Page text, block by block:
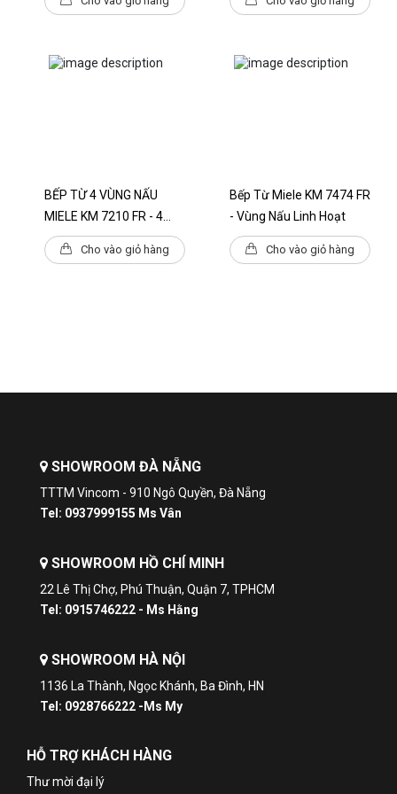
BẾP TỪ 4 VÙNG NẤU
MIELE KM 7210 FR - 4
Vùng Nấu, TwinBooster
Cho vào giỏ hàng
Bếp Từ Miele KM 7474 FR
- Vùng Nấu Linh Hoạt
Cho vào giỏ hàng
SHOWROOM ĐÀ NẴNG
TTTM Vincom - 910 Ngô Quyền, Đà Nẵng
Tel: 0937999155 Ms Vân
SHOWROOM HỒ CHÍ MINH
22 Lê Thị Chợ, Phú Thuận, Quận 7, TPHCM
Tel: 0915746222 - Ms Hằng
SHOWROOM HÀ NỘI
1136 La Thành, Ngọc Khánh, Ba Đình, HN
Tel: 0928766222 -Ms My
HỖ TRỢ KHÁCH HÀNG
Thư mời đại lý